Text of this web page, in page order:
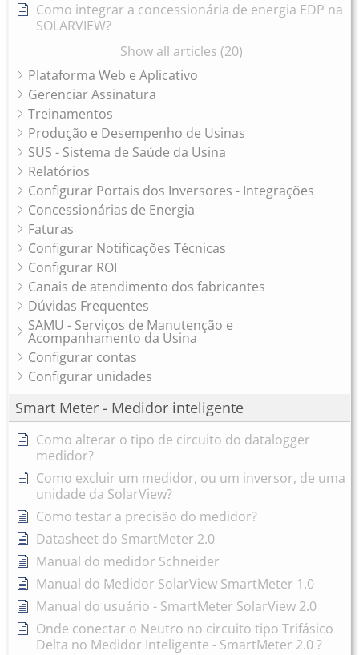
Como integrar a concessionária de energia EDP na
SOLARVIEW?
Show all articles (20)
Plataforma Web e Aplicativo
Gerenciar Assinatura
Treinamentos
Produção e Desempenho de Usinas
SUS - Sistema de Saúde da Usina
Relatórios
Configurar Portais dos Inversores - Integrações
Concessionárias de Energia
Faturas
Configurar Notificações Técnicas
Configurar ROI
Canais de atendimento dos fabricantes
Dúvidas Frequentes
SAMU - Serviços de Manutenção e
Acompanhamento da Usina
Configurar contas
Configurar unidades
Smart Meter - Medidor inteligente
Como alterar o tipo de circuito do datalogger
medidor?
Como excluir um medidor, ou um inversor, de uma
unidade da SolarView?
Como testar a precisão do medidor?
Datasheet do SmartMeter 2.0
Manual do medidor Schneider
Manual do Medidor SolarView SmartMeter 1.0
Manual do usuário - SmartMeter SolarView 2.0
Onde conectar o Neutro no circuito tipo Trifásico
Delta no Medidor Inteligente - SmartMeter 2.0 ?